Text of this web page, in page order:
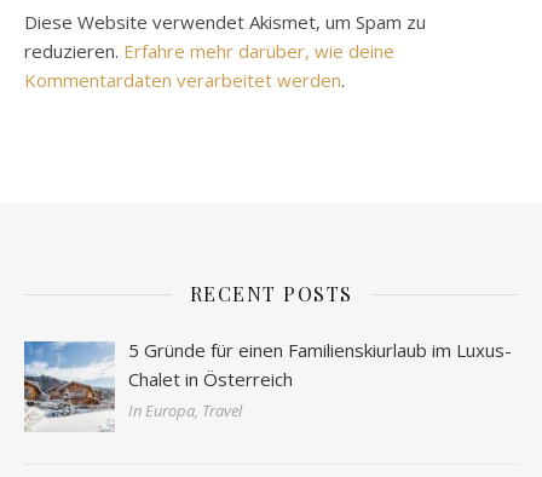
Diese Website verwendet Akismet, um Spam zu
reduzieren. Erfahre mehr darüber, wie deine
Kommentardaten verarbeitet werden.
RECENT POSTS
5 Gründe für einen Familienskiurlaub im Luxus-
Chalet in Österreich
In Europa, Travel